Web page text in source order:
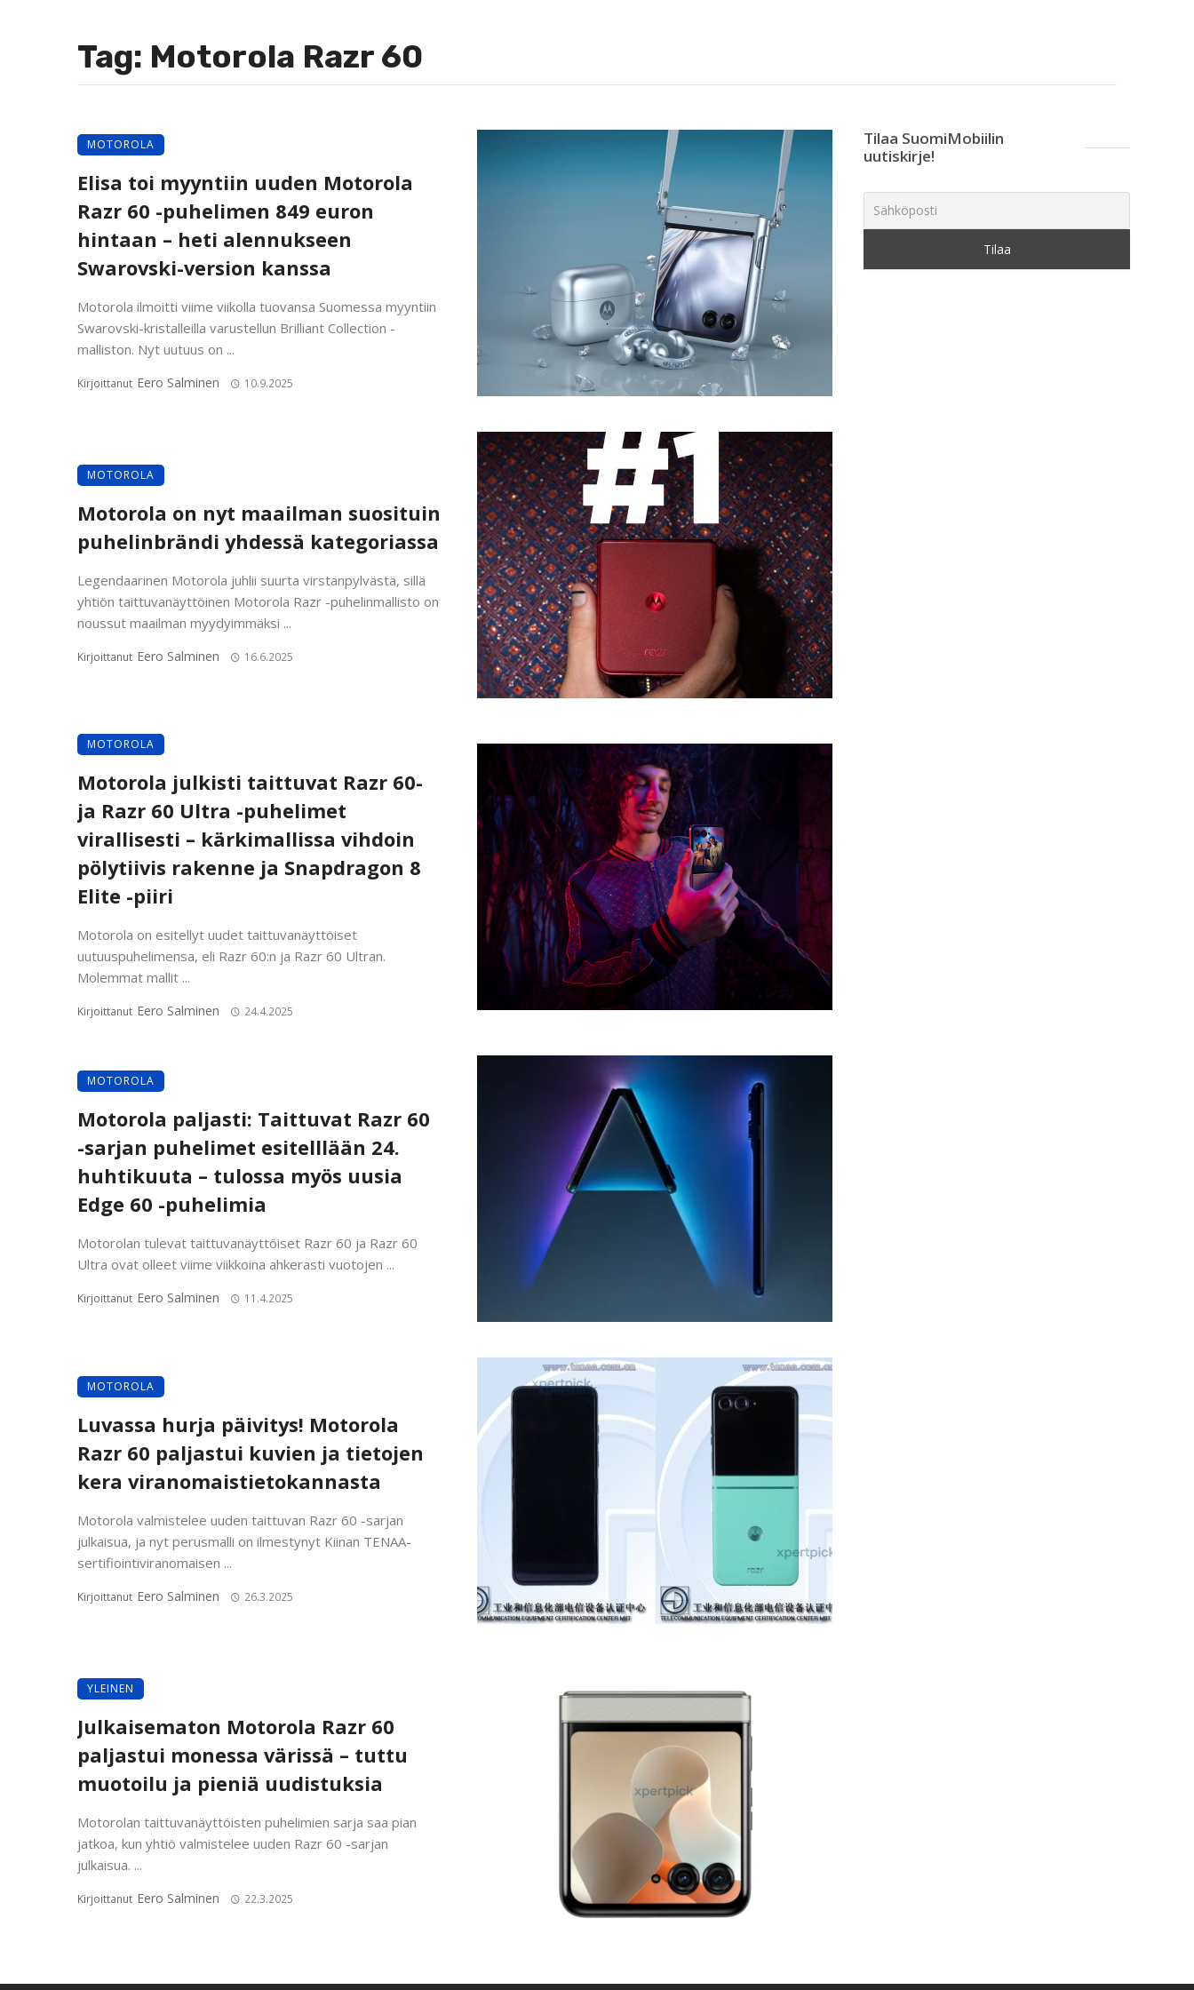
Tag: Motorola Razr 60
MOTOROLA
Elisa toi myyntiin uuden Motorola
Razr 60 -puhelimen 849 euron
hintaan – heti alennukseen
Swarovski-version kanssa
Motorola ilmoitti viime viikolla tuovansa Suomessa myyntiin
Swarovski-kristalleilla varustellun Brilliant Collection -
malliston. Nyt uutuus on ...
Kirjoittanut Eero Salminen 10.9.2025
MOTOROLA
Motorola on nyt maailman suosituin
puhelinbrändi yhdessä kategoriassa
Legendaarinen Motorola juhlii suurta virstanpylvästä, sillä
yhtiön taittuvanäyttöinen Motorola Razr -puhelinmallisto on
noussut maailman myydyimmäksi ...
Kirjoittanut Eero Salminen 16.6.2025
MOTOROLA
Motorola julkisti taittuvat Razr 60-
ja Razr 60 Ultra -puhelimet
virallisesti – kärkimallissa vihdoin
pölytiivis rakenne ja Snapdragon 8
Elite -piiri
Motorola on esitellyt uudet taittuvanäyttöiset
uutuuspuhelimensa, eli Razr 60:n ja Razr 60 Ultran.
Molemmat mallit ...
Kirjoittanut Eero Salminen 24.4.2025
MOTOROLA
Motorola paljasti: Taittuvat Razr 60
-sarjan puhelimet esitelllään 24.
huhtikuuta – tulossa myös uusia
Edge 60 -puhelimia
Motorolan tulevat taittuvanäyttöiset Razr 60 ja Razr 60
Ultra ovat olleet viime viikkoina ahkerasti vuotojen ...
Kirjoittanut Eero Salminen 11.4.2025
MOTOROLA
Luvassa hurja päivitys! Motorola
Razr 60 paljastui kuvien ja tietojen
kera viranomaistietokannasta
Motorola valmistelee uuden taittuvan Razr 60 -sarjan
julkaisua, ja nyt perusmalli on ilmestynyt Kiinan TENAA-
sertifiointiviranomaisen ...
Kirjoittanut Eero Salminen 26.3.2025
YLEINEN
Julkaisematon Motorola Razr 60
paljastui monessa värissä – tuttu
muotoilu ja pieniä uudistuksia
Motorolan taittuvanäyttöisten puhelimien sarja saa pian
jatkoa, kun yhtiö valmistelee uuden Razr 60 -sarjan
julkaisua. ...
Kirjoittanut Eero Salminen 22.3.2025
Tilaa SuomiMobiilin
uutiskirje!